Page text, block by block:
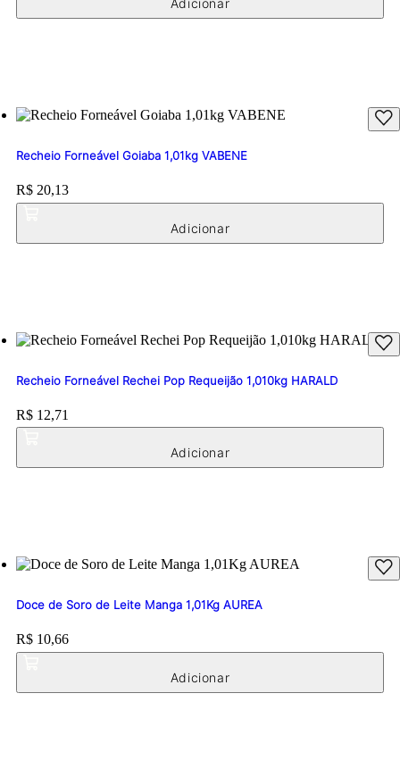
Recheio Forneável Goiaba 1,01kg VABENE
Price:
R$ 20,13
Recheio Forneável Rechei Pop Requeijão 1,010kg HARALD
Price:
R$ 12,71
Doce de Soro de Leite Manga 1,01Kg AUREA
Price:
R$ 10,66